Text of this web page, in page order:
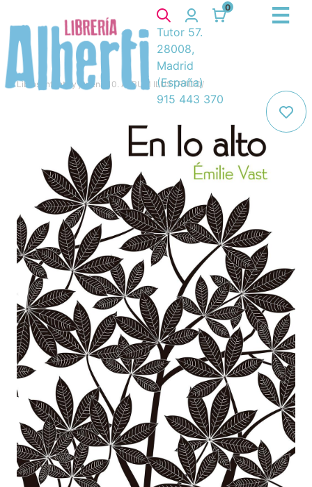
0
Tutor 57.
28008,
Madrid
(España)
915 443 370
Libros Infantil y juvenil 10. ÁLBUM ILUSTRADO/